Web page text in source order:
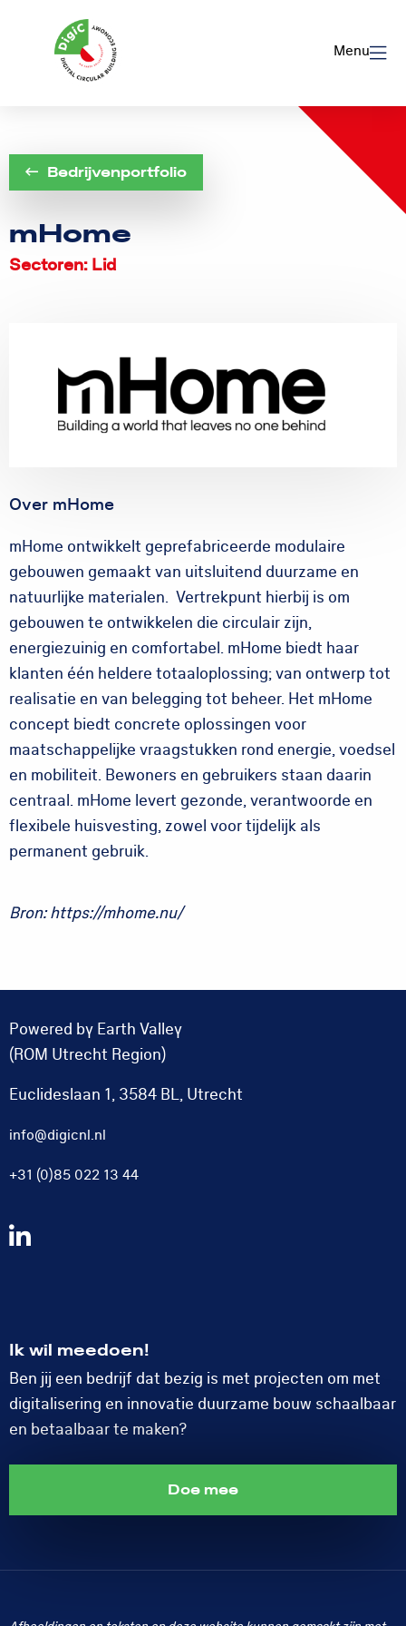
Utrecht
Menu
Bedrijvenportfolio
mHome
Sectoren: Lid
Over mHome
mHome ontwikkelt geprefabriceerde modulaire
gebouwen gemaakt van uitsluitend duurzame en
natuurlijke materialen. Vertrekpunt hierbij is om
gebouwen te ontwikkelen die circulair zijn,
energiezuinig en comfortabel. mHome biedt haar
klanten één heldere totaaloplossing; van ontwerp tot
realisatie en van belegging tot beheer. Het mHome
concept biedt concrete oplossingen voor
maatschappelijke vraagstukken rond energie, voedsel
en mobiliteit. Bewoners en gebruikers staan daarin
centraal. mHome levert gezonde, verantwoorde en
flexibele huisvesting, zowel voor tijdelijk als
permanent gebruik.
Bron: https://mhome.nu/
Powered by Earth Valley
(ROM Utrecht Region)
Euclideslaan 1, 3584 BL, Utrecht
info@digicnl.nl
+31 (0)85 022 13 44
Volg
Ik wil meedoen!
Ben jij een bedrijf dat bezig is met projecten om met
digitalisering en innovatie duurzame bouw schaalbaar
en betaalbaar te maken?
Doe mee